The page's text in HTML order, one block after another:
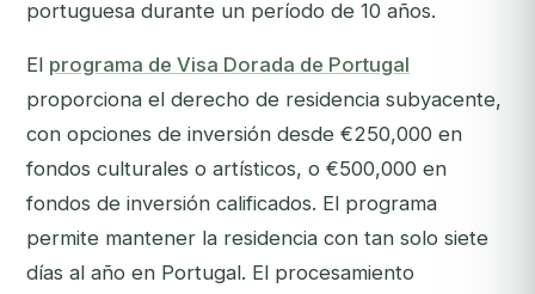
portuguesa durante un período de 10 años.
El programa de Visa Dorada de Portugal
proporciona el derecho de residencia subyacente,
con opciones de inversión desde €250,000 en
fondos culturales o artísticos, o €500,000 en
fondos de inversión calificados. El programa
permite mantener la residencia con tan solo siete
días al año en Portugal. El procesamiento